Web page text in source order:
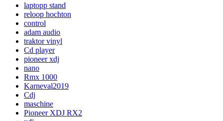
laptopp stand
reloop hochton
control
adam audio
traktor vinyl
Cd player
pioneer xdj
nano
Rmx 1000
Karneval2019
Cdj
maschine
Pioneer XDJ RX2